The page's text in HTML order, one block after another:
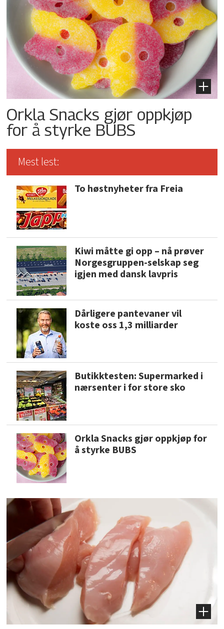
Orkla Snacks gjør oppkjøp
for å styrke BUBS
Mest lest:
To høstnyheter fra Freia
Kiwi måtte gi opp – nå prøver
Norgesgruppen-selskap seg
igjen med dansk lavpris
Dårligere pantevaner vil
koste oss 1,3 milliarder
Butikktesten: Supermarked i
nærsenter i for store sko
Orkla Snacks gjør oppkjøp for
å styrke BUBS